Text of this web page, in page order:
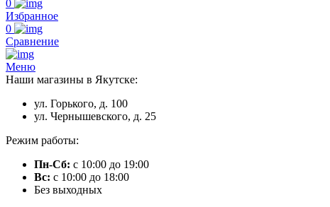
0
Избранное
0
Сравнение
Меню
Наши магазины в Якутске:
ул. Горького, д. 100
ул. Чернышевского, д. 25
Режим работы:
Пн-Сб: с 10:00 до 19:00
Вс: с 10:00 до 18:00
Без выходных